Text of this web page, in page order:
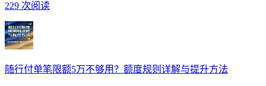
229 次阅读
随行付单笔限额5万不够用？额度规则详解与提升方法